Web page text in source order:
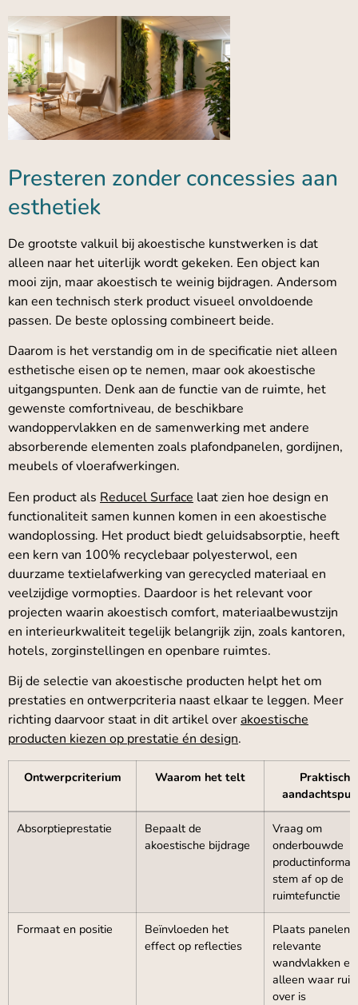
Presteren zonder concessies aan
esthetiek
De grootste valkuil bij akoestische kunstwerken is dat
alleen naar het uiterlijk wordt gekeken. Een object kan
mooi zijn, maar akoestisch te weinig bijdragen. Andersom
kan een technisch sterk product visueel onvoldoende
passen. De beste oplossing combineert beide.
Daarom is het verstandig om in de specificatie niet alleen
esthetische eisen op te nemen, maar ook akoestische
uitgangspunten. Denk aan de functie van de ruimte, het
gewenste comfortniveau, de beschikbare
wandoppervlakken en de samenwerking met andere
absorberende elementen zoals plafondpanelen, gordijnen,
meubels of vloerafwerkingen.
Een product als Reducel Surface laat zien hoe design en
functionaliteit samen kunnen komen in een akoestische
wandoplossing. Het product biedt geluidsabsorptie, heeft
een kern van 100% recyclebaar polyesterwol, een
duurzame textielafwerking van gerecycled materiaal en
veelzijdige vormopties. Daardoor is het relevant voor
projecten waarin akoestisch comfort, materiaalbewustzijn
en interieurkwaliteit tegelijk belangrijk zijn, zoals kantoren,
hotels, zorginstellingen en openbare ruimtes.
Bij de selectie van akoestische producten helpt het om
prestaties en ontwerpcriteria naast elkaar te leggen. Meer
richting daarvoor staat in dit artikel over akoestische
producten kiezen op prestatie én design.
Ontwerpcriterium Waarom het telt
Praktische
Absorptieprestatie
Bepaalt de
akoestische bijdrage
Vraag om
onderbouwde
stem af op de
ruimtefunctie
Formaat en positie
Beïnvloeden het
effect op reflecties
Plaats panelen
relevante
wandvlakken
alleen waar
over is